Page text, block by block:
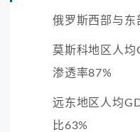
俄罗斯西部与东
莫斯科地区人
渗透率87%
远东地区人均
比63%